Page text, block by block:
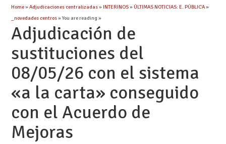
Home»Adjudicaciones centralizadas»INTERINOS»ÚLTIMAS NOTICIAS: E. PÚBLICA»
_novedades centros» You are reading »
Adjudicación de
sustituciones del
08/05/26 con el sistema
«a la carta» conseguido
con el Acuerdo de
Mejoras